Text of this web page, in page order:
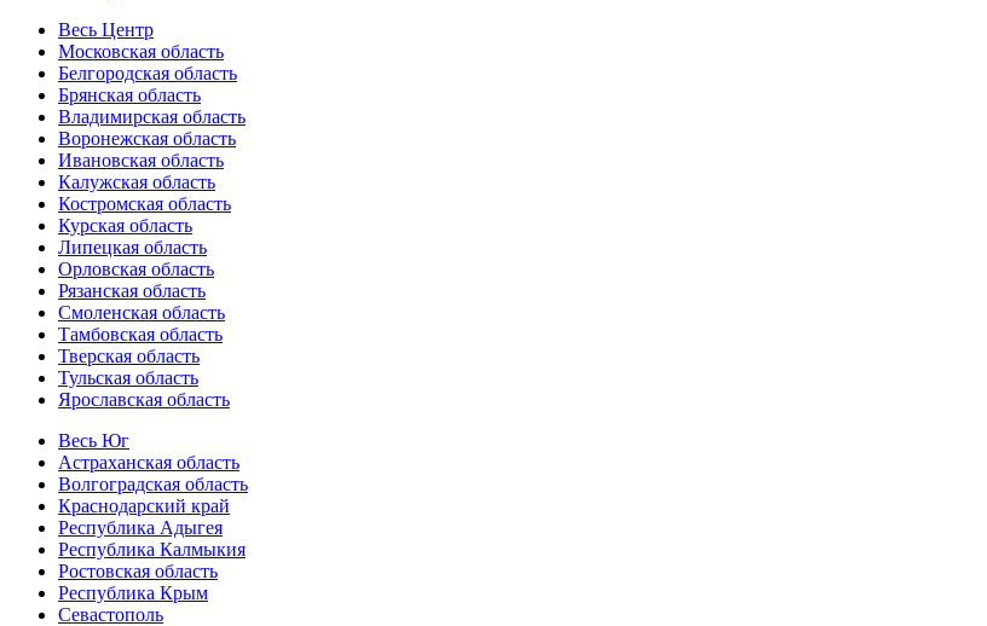
Весь Центр
Московская область
Белгородская область
Брянская область
Владимирская область
Воронежская область
Ивановская область
Калужская область
Костромская область
Курская область
Липецкая область
Орловская область
Рязанская область
Смоленская область
Тамбовская область
Тверская область
Тульская область
Ярославская область
Весь Юг
Астраханская область
Волгоградская область
Краснодарский край
Республика Адыгея
Республика Калмыкия
Ростовская область
Республика Крым
Севастополь